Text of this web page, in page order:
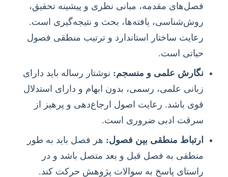
فصل‌های مقدمه، مبانی نظری و پیشینه تحقیق،
روش‌شناسی، یافته‌ها، بحث و نتیجه‌گیری است.
رعایت ساختار استاندارد و ترتیب منطقی فصول
حیاتی است.
نگارش علمی و منسجم: نوشتار رساله باید دارای
زبانی علمی، رسمی، بدون ابهام و دارای استدلال
قوی باشد. رعایت اصول ارجاع‌دهی و پرهیز از
سرقت ادبی ضروری است.
ارتباط منطقی بین فصول: هر فصل باید به طور
منطقی به فصل قبل و بعد متصل باشد و در
راستای پاسخ به سوالات پژوهش حرکت کند.